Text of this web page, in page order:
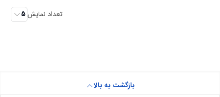
تعداد نمایش 5
بازگشت به بالا